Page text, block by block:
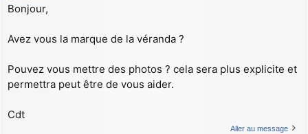
Bonjour,
Avez vous la marque de la véranda ?
Pouvez vous mettre des photos ? cela sera plus explicite et
permettra peut être de vous aider.
Cdt
Aller au message